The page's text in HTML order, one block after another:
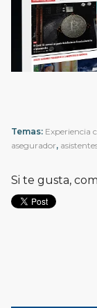
Temas: Experiencia
asegurador,
Si te gusta,